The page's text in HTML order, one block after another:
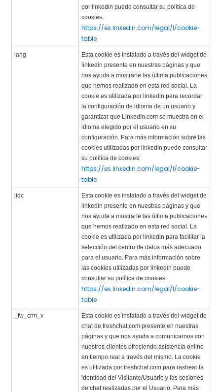
por linkedin puede consultar su política de
cookies:
https://es.linkedin.com/legal/l/cookie-
table
lang
Esta cookie es instalado a través del widget de
linkedin presente en nuestras páginas y que
nos ayuda a mostrarte las última publicaciones
que hemos realizado en esta red social. La
cookie es utilizada por linkedin para recordar
la configuración de idioma de un usuario y
garantizar que LinkedIn.com se muestra en el
idioma elegido por el usuario en su
configuración. Para más información sobre las
cookies utilizadas por linkedin puede consultar
su política de cookies:
https://es.linkedin.com/legal/l/cookie-
table
lidc
Esta cookie es instalado a través del widget de
linkedin presente en nuestras páginas y que
nos ayuda a mostrarte las última publicaciones
que hemos realizado en esta red social. La
cookie es utilizada por linkedin para facilitar la
selección del centro de datos más adecuado
para el usuario. Para más información sobre
las cookies utilizadas por linkedin puede
consultar su política de cookies:
https://es.linkedin.com/legal/l/cookie-
table
_fw_crm_v
Esta cookie es instalado a través del widget de
chat de freshchat.com presente en nuestras
páginas y que nos ayuda a comunicarnos con
nuestros clientes ofreciendo asistencia online
en tiempo real a través del mismo. La cookie
es utilizada por freshchat.com para rastrear la
identidad del Visitante/Usuario y las sesiones
de chat realizadas por el Usuario. Para más